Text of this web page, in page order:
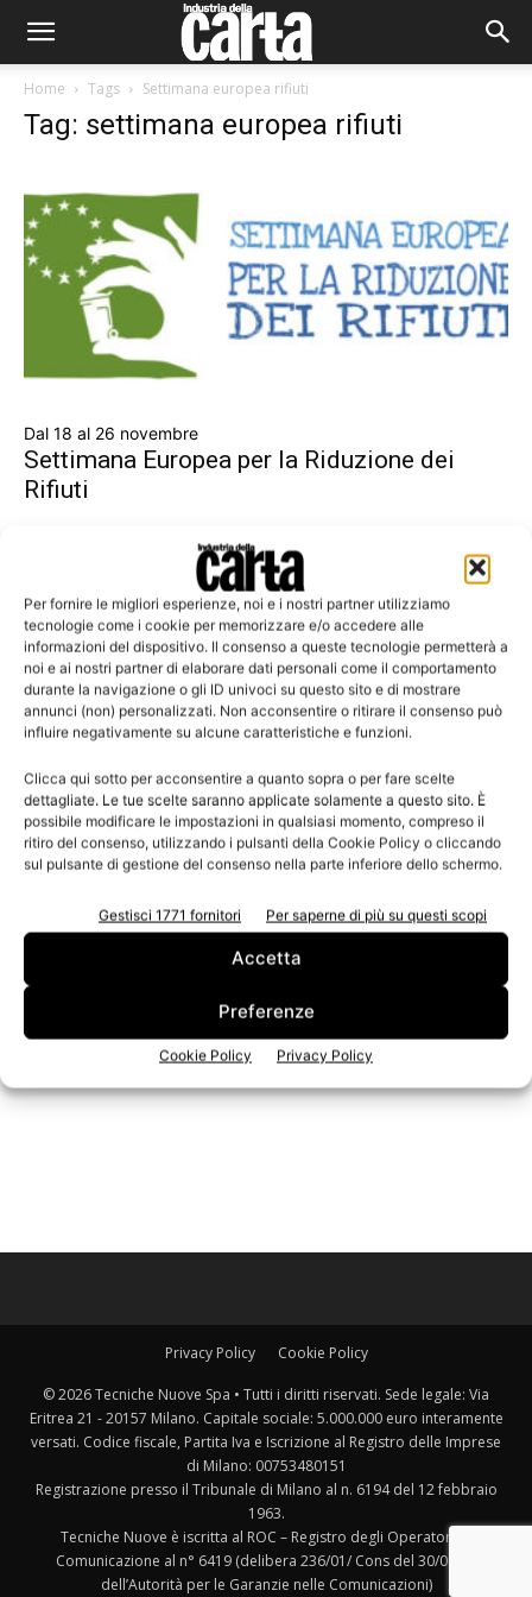
Per fornire le migliori esperienze, noi e i nostri partner utilizziamo
tecnologie come i cookie per memorizzare e/o accedere alle
informazioni del dispositivo. Il consenso a queste tecnologie permetterà a
noi e ai nostri partner di elaborare dati personali come il comportamento
durante la navigazione o gli ID univoci su questo sito e di mostrare
annunci (non) personalizzati. Non acconsentire o ritirare il consenso può
influire negativamente su alcune caratteristiche e funzioni.
Clicca qui sotto per acconsentire a quanto sopra o per fare scelte
dettagliate. Le tue scelte saranno applicate solamente a questo sito. È
possibile modificare le impostazioni in qualsiasi momento, compreso il
ritiro del consenso, utilizzando i pulsanti della Cookie Policy o cliccando
sul pulsante di gestione del consenso nella parte inferiore dello schermo.
Gestisci 1771 fornitori Per saperne di più su questi scopi
Accetta
Preferenze
Cookie Policy Privacy Policy
Home Tags Settimana europea rifiuti
Tag: settimana europea rifiuti
Dal 18 al 26 novembre
Settimana Europea per la Riduzione dei
Rifiuti
Leggi la rivista
Edicola Web
Privacy Policy Cookie Policy
© 2026 Tecniche Nuove Spa • Tutti i diritti riservati. Sede legale: Via
Eritrea 21 - 20157 Milano. Capitale sociale: 5.000.000 euro interamente
versati. Codice fiscale, Partita Iva e Iscrizione al Registro delle Imprese
di Milano: 00753480151
Registrazione presso il Tribunale di Milano al n. 6194 del 12 febbraio
1963.
Tecniche Nuove è iscritta al ROC – Registro degli Operatori di
Comunicazione al n° 6419 (delibera 236/01/ Cons del 30/06/01
dell’Autorità per le Garanzie nelle Comunicazioni)